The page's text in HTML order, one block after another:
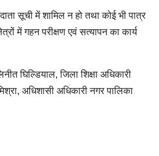
सूची में शामिल न हो तथा कोई भी पात्र
में गहन परीक्षण एवं सत्यापन का कार्य
घिल्डियाल, जिला शिक्षा अधिकारी
अधिशासी अधिकारी नगर पालिका